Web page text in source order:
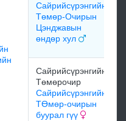
Сайрийсүрэнгийн
Төмөр-Очирын
Цэнджавын
өндөр хул
Сайрийсүрэнгийн
Төмөрочир
Сайрийсүрэнгийн
ТӨмөр-очирын
буурал гүү